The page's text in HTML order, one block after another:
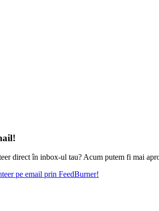
direct în inbox-ul tau? Acum putem fi mai
pe email prin FeedBurner!